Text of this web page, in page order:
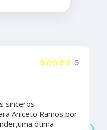
5
☆☆☆☆☆
sinceros
Aniceto Ramos,por
ótima